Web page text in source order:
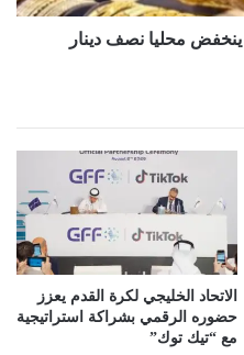
الاتحاد الخليجي لكرة القدم يعزز
حضوره الرقمي بشراكة استراتيجية
مع “تيك توك”